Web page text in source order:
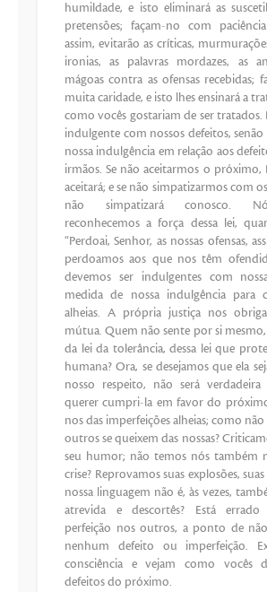
humildade, e isto eliminará as
pretensões; façam-no com
assim, evitarão as críticas,
ironias, as palavras mordazes, as
mágoas contra as ofensas recebidas;
muita caridade, e isto lhes ensinará a
como vocês gostariam de ser tratados.
indulgente com nossos defeitos,
nossa indulgência em relação aos
irmãos. Se não aceitarmos o próximo,
aceitará; e se não simpatizarmos com
não simpatizará conosco.
reconhecemos a força dessa lei,
“Perdoai, Senhor, as nossas ofensas,
perdoamos aos que nos têm
devemos ser indulgentes com
medida de nossa indulgência para
alheias. A própria justiça nos
mútua. Quem não sente por si mesmo,
da lei da tolerância, dessa lei que
humana? Ora, se desejamos que ela
nosso respeito, não será
querer cumpri-la em favor do
nos das imperfeições alheias; como
outros se queixem das nossas?
seu humor; não temos nós também
crise? Reprovamos suas explosões,
nossa linguagem não é, às vezes,
atrevida e descortês? Está
perfeição nos outros, a ponto de
nenhum defeito ou imperfeição.
consciência e vejam como vocês
defeitos do próximo.